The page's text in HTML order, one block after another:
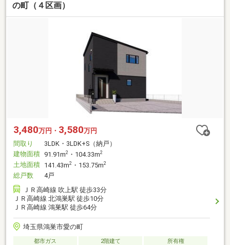
の町（４区画）
3,480万円・ 3,580万円
間取り
3LDK・3LDK+S（納戸）
建物面積 91.91m2 ・104.33m2
土地面積 141.43m2 ・153.75m2
総戸数
4戸
ＪＲ高崎線 吹上駅 徒歩33分
ＪＲ高崎線 北鴻巣駅 徒歩10分
ＪＲ高崎線 鴻巣駅 徒歩64分
埼玉県鴻巣市愛の町
都市ガス 2階建て
所有権